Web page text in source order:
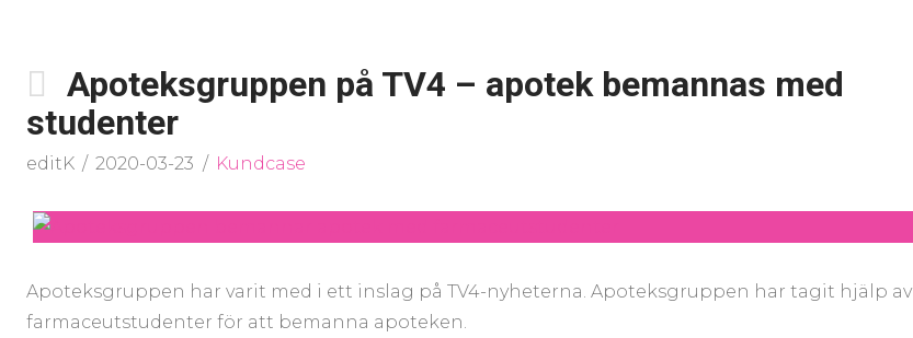
Apoteksgruppen på TV4 – apotek bemannas med
studenter
editK 2020-03-23 Kundcase
Apoteksgruppen har varit med i ett inslag på TV4-nyheterna. Apoteksgruppen har tagit hjälp av
farmaceutstudenter för att bemanna apoteken.